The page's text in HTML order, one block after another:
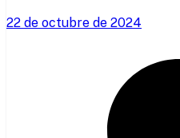
22 de octubre de 2024